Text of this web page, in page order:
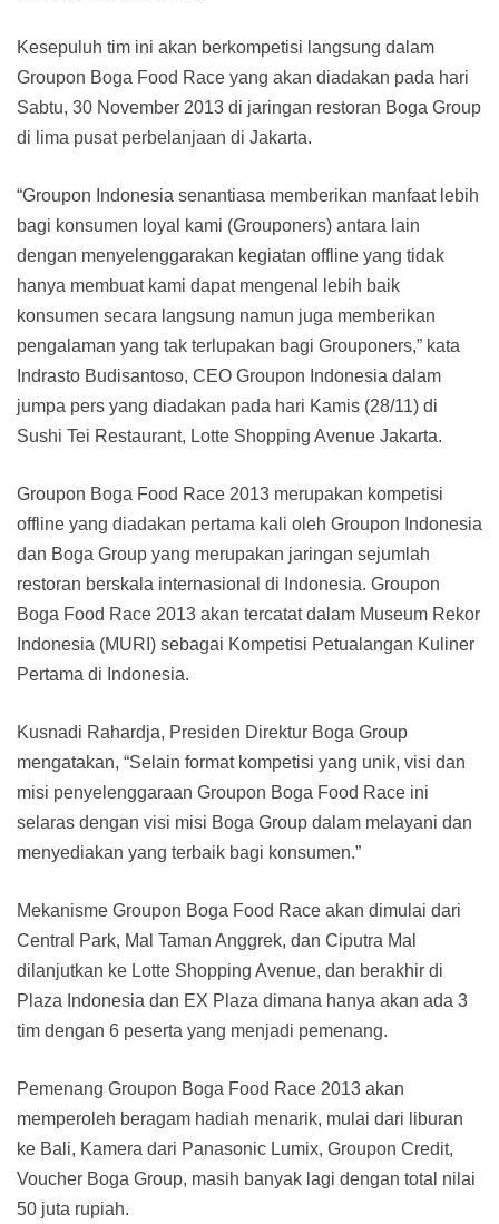
Kesepuluh tim ini akan berkompetisi langsung dalam
Groupon Boga Food Race yang akan diadakan pada hari
Sabtu, 30 November 2013 di jaringan restoran Boga Group
di lima pusat perbelanjaan di Jakarta.
“Groupon Indonesia senantiasa memberikan manfaat lebih
bagi konsumen loyal kami (Grouponers) antara lain
dengan menyelenggarakan kegiatan offline yang tidak
hanya membuat kami dapat mengenal lebih baik
konsumen secara langsung namun juga memberikan
pengalaman yang tak terlupakan bagi Grouponers,” kata
Indrasto Budisantoso, CEO Groupon Indonesia dalam
jumpa pers yang diadakan pada hari Kamis (28/11) di
Sushi Tei Restaurant, Lotte Shopping Avenue Jakarta.
Groupon Boga Food Race 2013 merupakan kompetisi
offline yang diadakan pertama kali oleh Groupon Indonesia
dan Boga Group yang merupakan jaringan sejumlah
restoran berskala internasional di Indonesia. Groupon
Boga Food Race 2013 akan tercatat dalam Museum Rekor
Indonesia (MURI) sebagai Kompetisi Petualangan Kuliner
Pertama di Indonesia.
Kusnadi Rahardja, Presiden Direktur Boga Group
mengatakan, “Selain format kompetisi yang unik, visi dan
misi penyelenggaraan Groupon Boga Food Race ini
selaras dengan visi misi Boga Group dalam melayani dan
menyediakan yang terbaik bagi konsumen.”
Mekanisme Groupon Boga Food Race akan dimulai dari
Central Park, Mal Taman Anggrek, dan Ciputra Mal
dilanjutkan ke Lotte Shopping Avenue, dan berakhir di
Plaza Indonesia dan EX Plaza dimana hanya akan ada 3
tim dengan 6 peserta yang menjadi pemenang.
Pemenang Groupon Boga Food Race 2013 akan
memperoleh beragam hadiah menarik, mulai dari liburan
ke Bali, Kamera dari Panasonic Lumix, Groupon Credit,
Voucher Boga Group, masih banyak lagi dengan total nilai
50 juta rupiah.